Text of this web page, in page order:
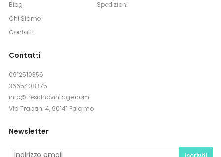
Blog
Chi Siamo
Contatti
Spedizioni
Contatti
0912510356
3665408875
info@treschicvintage.com
Via Trapani 4, 90141 Palermo
Newsletter
Iscriviti